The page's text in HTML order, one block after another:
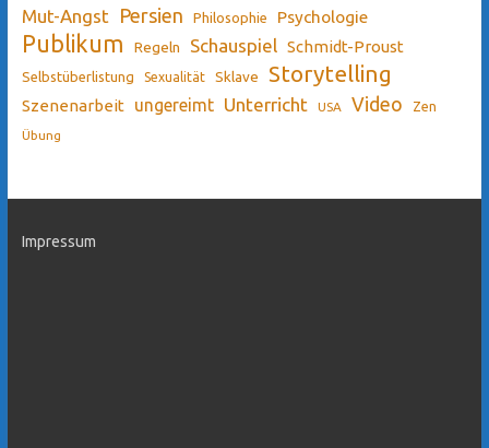
Mut-Angst Persien Philosophie Psychologie
Publikum Regeln Schauspiel Schmidt-Proust
Selbstüberlistung Sexualität Sklave Storytelling
Szenenarbeit ungereimt Unterricht USA Video Zen
Übung
Impressum